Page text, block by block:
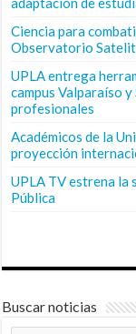
Ciencia para
Observatorio
UPLA entrega
campus Valparaíso
profesionales
Académicos de la
proyección
UPLA TV estrena la
Pública
Buscar noticias